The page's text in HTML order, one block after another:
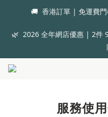
🚚  香港訂單 | 免運費門
🌿  2026 全年網店優惠 | 2件
服務使